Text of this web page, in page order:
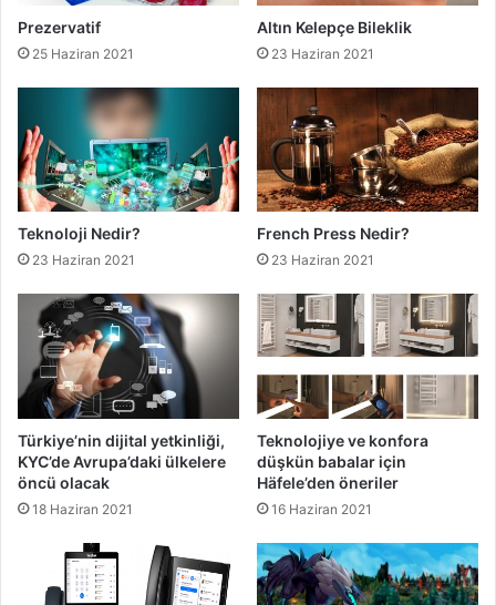
Prezervatif
25 Haziran 2021
Altın Kelepçe Bileklik
23 Haziran 2021
Teknoloji Nedir?
23 Haziran 2021
French Press Nedir?
23 Haziran 2021
Türkiye’nin dijital yetkinliği,
KYC’de Avrupa’daki ülkelere
öncü olacak
18 Haziran 2021
Teknolojiye ve konfora
düşkün babalar için
Häfele’den öneriler
16 Haziran 2021